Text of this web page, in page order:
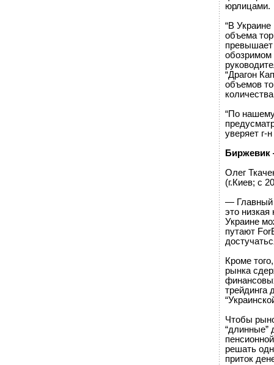
юрлицами.
“В Украине
объема
превышает
“Драгон
объемов
“По
уверяет
Биржевик
Олег
(г.Киев; с
— Главный
это
Украине
путают
Кроме
рынка
трейдинга
Чтобы
“длинные”
решать
приток